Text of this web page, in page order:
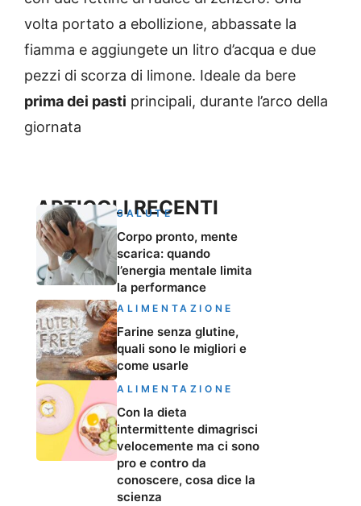
volta portato a ebollizione, abbassate la
fiamma e aggiungete un litro d’acqua e due
pezzi di scorza di limone. Ideale da bere
prima dei pasti principali, durante l’arco della
giornata
ARTICOLI RECENTI
SALUTE
Corpo pronto, mente
scarica: quando
l’energia mentale limita
la performance
ALIMENTAZIONE
Farine senza glutine,
quali sono le migliori e
come usarle
ALIMENTAZIONE
Con la dieta
intermittente dimagrisci
velocemente ma ci sono
pro e contro da
conoscere, cosa dice la
scienza